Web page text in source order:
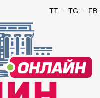
FB
TG
TT